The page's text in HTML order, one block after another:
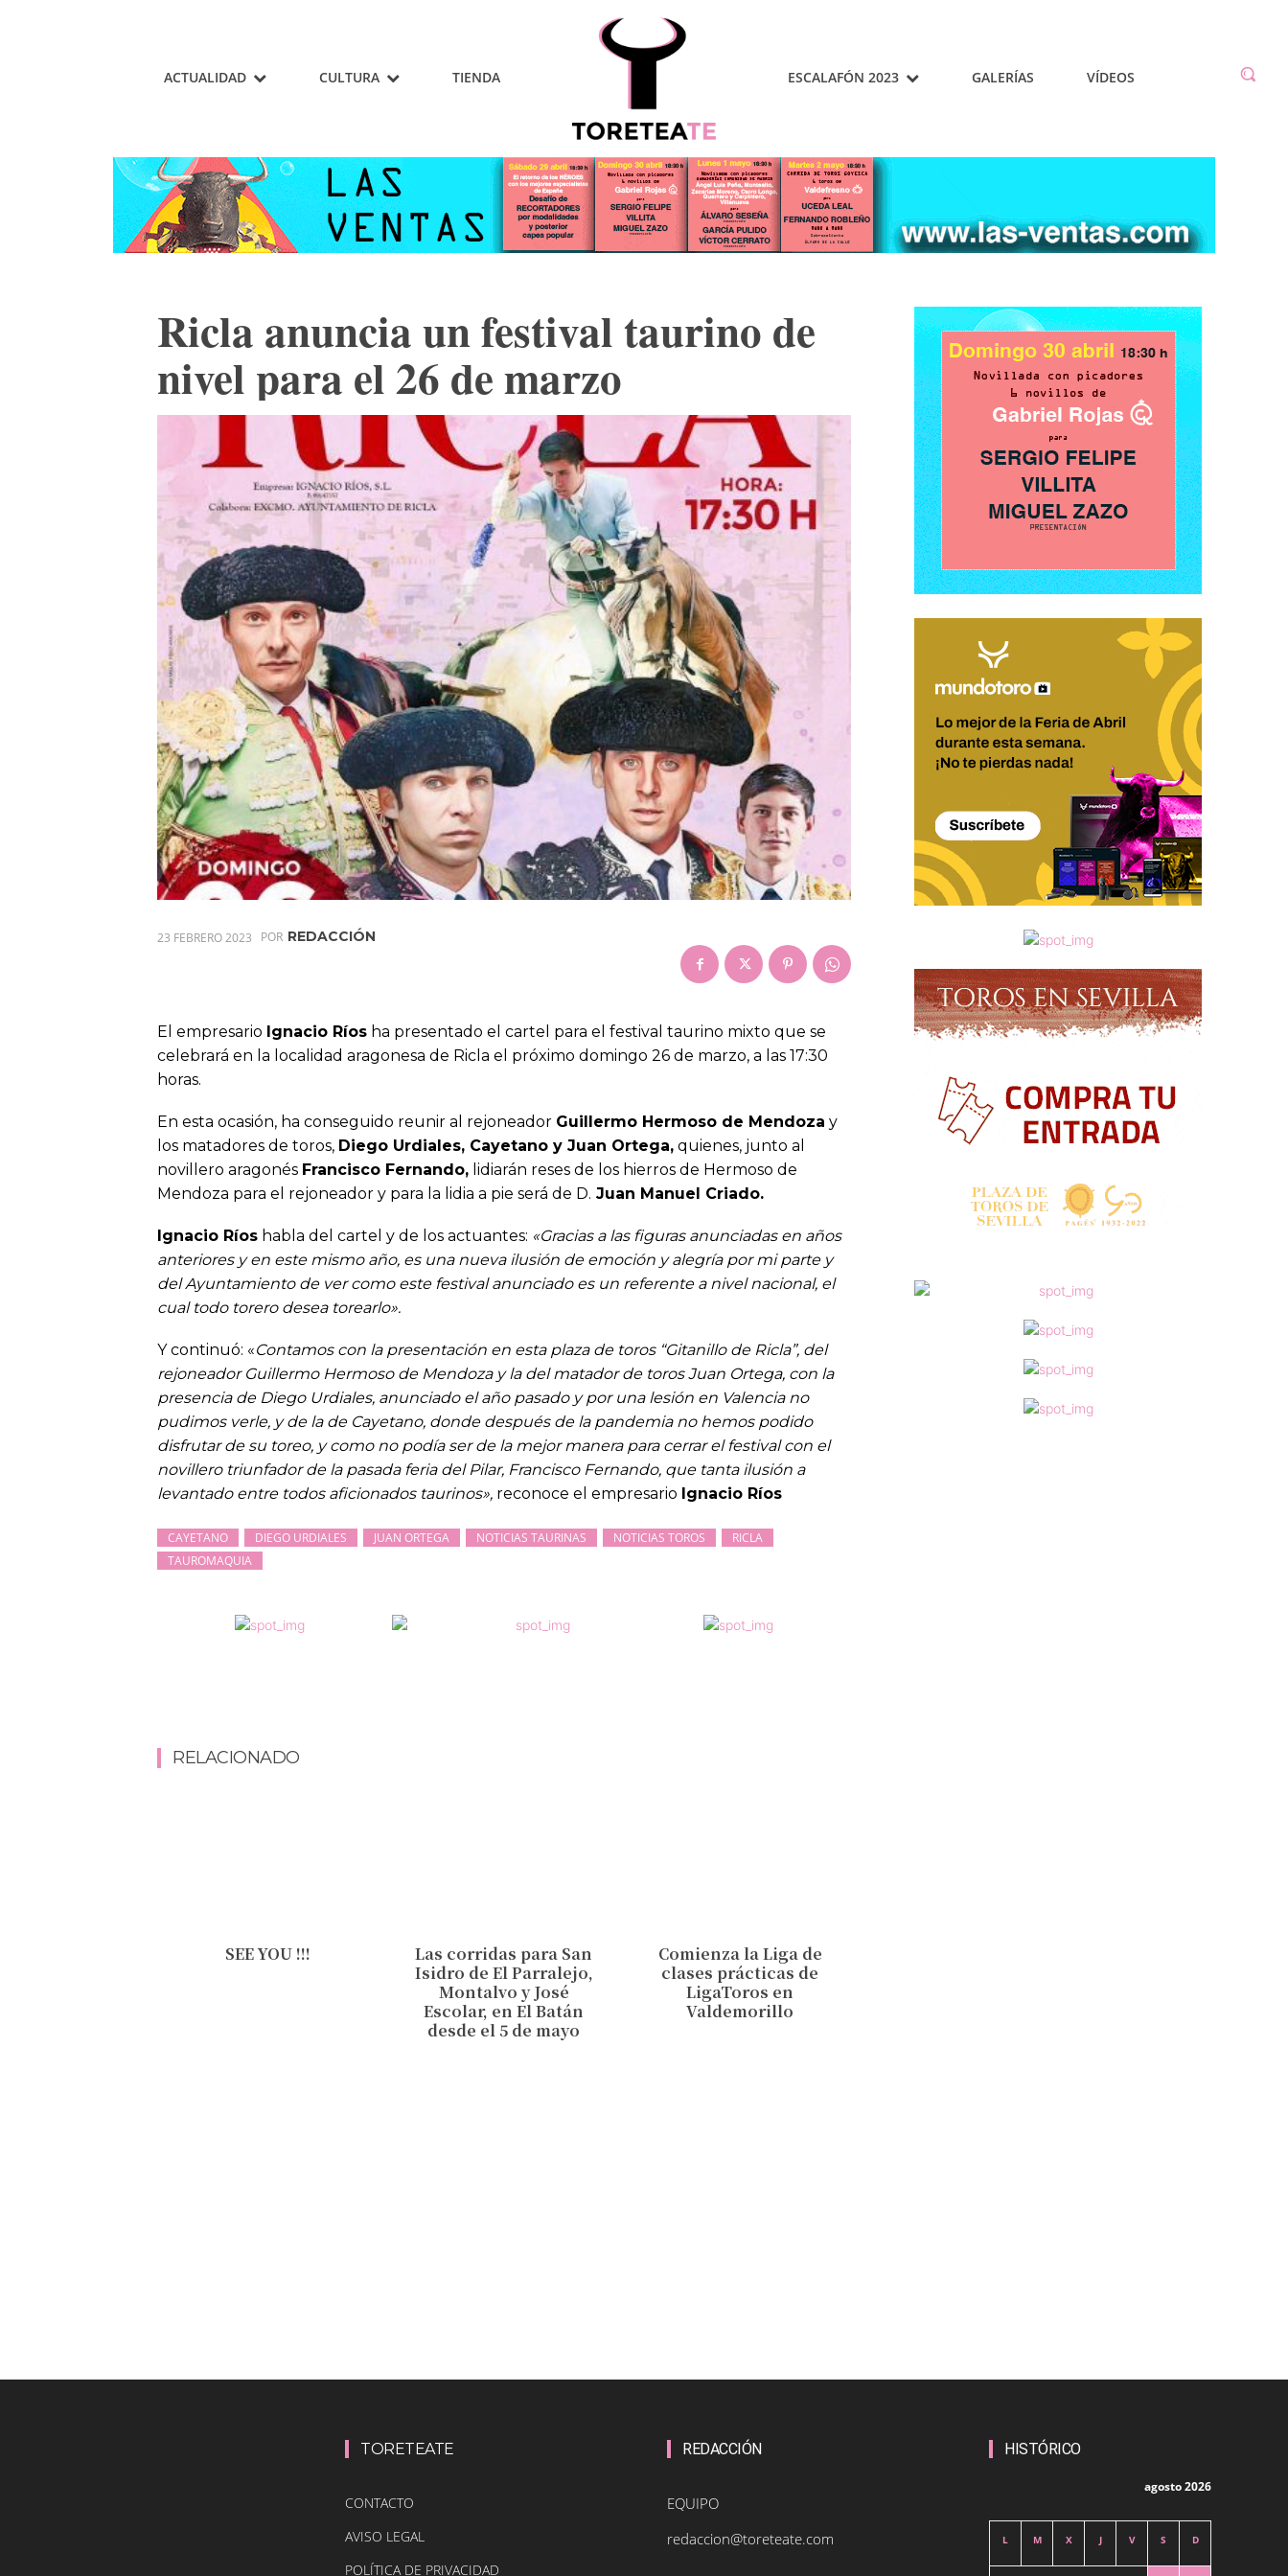
ACTUALIDAD CULTURA TIENDA ESCALAFÓN 2023 GALERÍAS VÍDEOS
Ricla anuncia un festival taurino de
nivel para el 26 de marzo
23 FEBRERO 2023 POR REDACCIÓN
El empresario Ignacio Ríos ha presentado el cartel para el festival taurino mixto que se
celebrará en la localidad aragonesa de Ricla el próximo domingo 26 de marzo, a las 17:30
horas.
En esta ocasión, ha conseguido reunir al rejoneador Guillermo Hermoso de Mendoza y
los matadores de toros, Diego Urdiales, Cayetano y Juan Ortega, quienes, junto al
novillero aragonés Francisco Fernando, lidiarán reses de los hierros de Hermoso de
Mendoza para el rejoneador y para la lidia a pie será de D. Juan Manuel Criado.
Ignacio Ríos habla del cartel y de los actuantes: «Gracias a las figuras anunciadas en años
anteriores y en este mismo año, es una nueva ilusión de emoción y alegría por mi parte y
del Ayuntamiento de ver como este festival anunciado es un referente a nivel nacional, el
cual todo torero desea torearlo».
Y continuó: «Contamos con la presentación en esta plaza de toros “Gitanillo de Ricla”, del
rejoneador Guillermo Hermoso de Mendoza y la del matador de toros Juan Ortega, con la
presencia de Diego Urdiales, anunciado el año pasado y por una lesión en Valencia no
pudimos verle, y de la de Cayetano, donde después de la pandemia no hemos podido
disfrutar de su toreo, y como no podía ser de la mejor manera para cerrar el festival con el
novillero triunfador de la pasada feria del Pilar, Francisco Fernando, que tanta ilusión a
levantado entre todos aficionados taurinos», reconoce el empresario Ignacio Ríos
CAYETANO DIEGO URDIALES JUAN ORTEGA NOTICIAS TAURINAS NOTICIAS TOROS
RICLA
TAUROMAQUIA
RELACIONADO
SEE YOU !!!
Las corridas para San
Isidro de El Parralejo,
Montalvo y José
Escolar, en El Batán
desde el 5 de mayo
Comienza la Liga de
clases prácticas de
LigaToros en
Valdemorillo
TORETEATE
CONTACTO
AVISO LEGAL
POLÍTICA DE PRIVACIDAD
REDACCIÓN
EQUIPO
redaccion@toreteate.com
HISTÓRICO
agosto 2026
L M X J V S D